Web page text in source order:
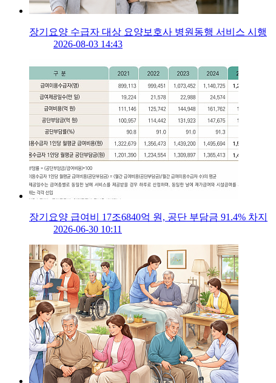
장기요양 수급자 대상 요양보호사 병원동행 서비스 시행
2026-08-03 14:43
장기요양 급여비 17조6840억 원, 공단 부담금 91.4% 차지
2026-06-30 10:11